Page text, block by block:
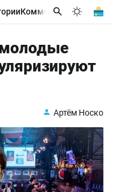
КомментарииБизнес
Артём Носко